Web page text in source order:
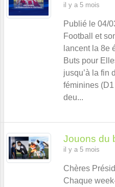
il y a 5 mois
Publié le 04/
Football et
lancent la 8e
Buts pour
jusqu’à la fin
féminines
deu...
Jouons du
il y a 5 mois
Chères
Chaque